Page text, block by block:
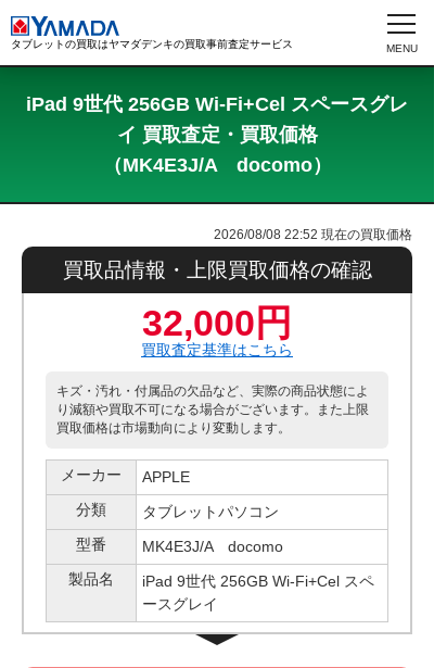
タブレットの買取はヤマダデンキの買取事前査定サービス
iPad 9世代 256GB Wi-Fi+Cel スペースグレ
イ 買取査定・買取価格
（MK4E3J/A docomo）
2026/08/08 22:52 現在の買取価格
買取品情報・上限買取価格の確認
32,000円
買取査定基準はこちら
キズ・汚れ・付属品の欠品など、実際の商品状態によ
り減額や買取不可になる場合がございます。また上限
買取価格は市場動向により変動します。
メーカー
APPLE
分類
タブレットパソコン
型番
MK4E3J/A docomo
製品名
iPad 9世代 256GB Wi-Fi+Cel スペ
ースグレイ